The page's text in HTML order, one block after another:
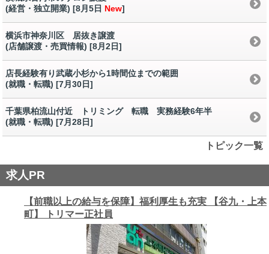
(経営・独立開業) [8月5日 New]
横浜市神奈川区 居抜き譲渡
(店舗譲渡・売買情報) [8月2日]
店長経験有り武蔵小杉から1時間位までの範囲
(就職・転職) [7月30日]
千葉県柏流山付近 トリミング 転職 実務経験6年半
(就職・転職) [7月28日]
トピック一覧
求人PR
【前職以上の給与を保障】福利厚生も充実 【谷九・上本
町】 トリマー正社員